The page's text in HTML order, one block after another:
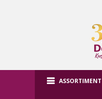
ASSORTIMENT